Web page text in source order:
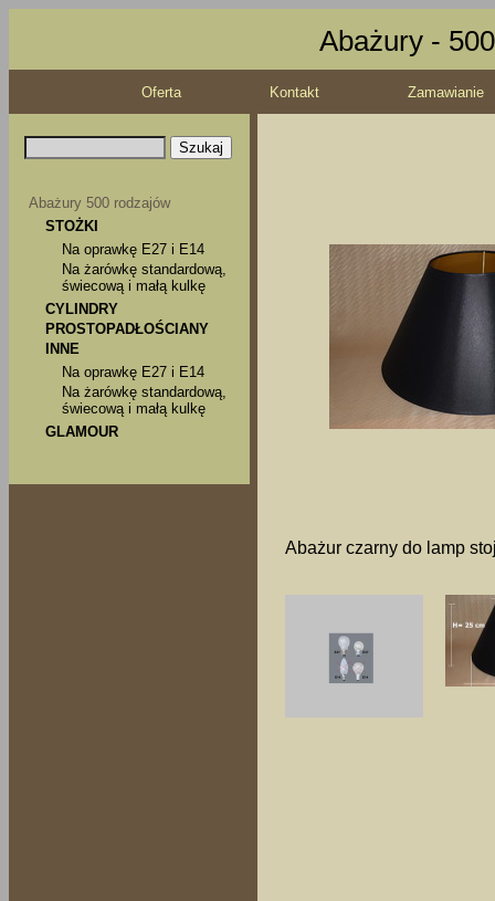
Abażury -
Oferta Kontakt Zamawianie
Abażury 500 rodzajów
STOŻKI
Na oprawkę E27 i E14
Na żarówkę standardową,
świecową i małą kulkę
CYLINDRY
PROSTOPADŁOŚCIANY
INNE
Na oprawkę E27 i E14
Na żarówkę standardową,
świecową i małą kulkę
GLAMOUR
Abażur czarny do lamp